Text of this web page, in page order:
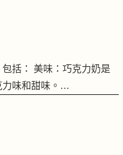
括： 美味：巧克力奶是
力味和甜味。…